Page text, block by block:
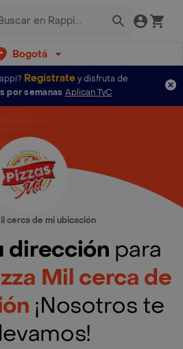
Bogotá
Regístratey disfruta de
por semanas Aplican TyC
cerca de mi ubicación
dirección para
Mil cerca de
¡Nosotros te